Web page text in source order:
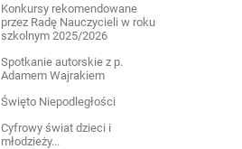
Konkursy rekomendowane
przez Radę Nauczycieli w roku
szkolnym 2025/2026
Spotkanie autorskie z p.
Adamem Wajrakiem
Święto Niepodległości
Cyfrowy świat dzieci i
młodzieży...